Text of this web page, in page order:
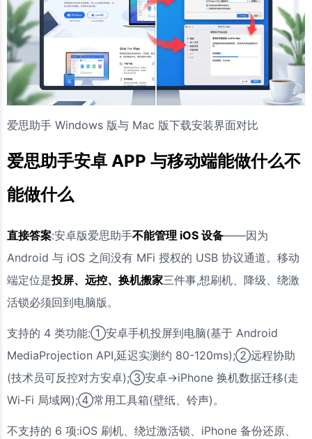
爱思助手 Windows 版与 Mac 版下载安装界面对比
爱思助手安卓 APP 与移动端能做什么不
能做什么
直接答案:安卓版爱思助手不能管理 iOS 设备——因为
Android 与 iOS 之间没有 MFi 授权的 USB 协议通道。移动
端定位是投屏、远控、换机搬家三件事,想刷机、降级、绕激
活锁必须回到电脑版。
支持的 4 类功能:①安卓手机投屏到电脑(基于 Android
MediaProjection API,延迟实测约 80-120ms);②远程协助
(技术员可反控对方安卓);③安卓→iPhone 换机数据迁移(走
Wi-Fi 局域网);④常用工具箱(壁纸、铃声)。
不支持的 6 项:iOS 刷机、绕过激活锁、iPhone 备份还原、